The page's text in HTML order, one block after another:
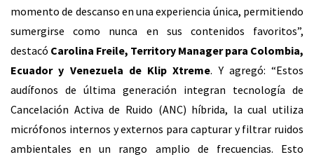
momento de descanso en una experiencia única, permitiendo
sumergirse como nunca en sus contenidos favoritos”,
destacó Carolina Freile, Territory Manager para Colombia,
Ecuador y Venezuela de Klip Xtreme. Y agregó: “Estos
audífonos de última generación integran tecnología de
Cancelación Activa de Ruido (ANC) híbrida, la cual utiliza
micrófonos internos y externos para capturar y filtrar ruidos
ambientales en un rango amplio de frecuencias. Esto